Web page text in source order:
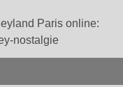
Paris online:
nostalgie